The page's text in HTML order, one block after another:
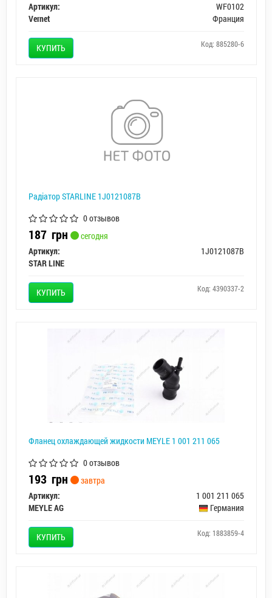
Артикул:
WF0102
Vernet
Франция
КУПИТЬ Код: 885280-6
Радiатор STARLINE 1J0121087B
0 отзывов
187 грн
сегодня
Артикул:
1J0121087B
STAR LINE
КУПИТЬ Код: 4390337-2
Фланец охлаждающей жидкости MEYLE 1 001 211 065
0 отзывов
193 грн
завтра
Артикул:
1 001 211 065
MEYLE AG
Германия
КУПИТЬ Код: 1883859-4